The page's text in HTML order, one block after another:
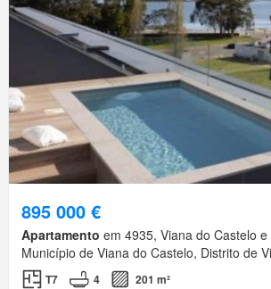
895 000 €
Apartamento em 4935, Viana do Castelo
Município de Viana do Castelo, Distrito de
T7 4 201 m²